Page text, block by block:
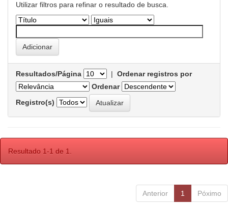
Utilizar filtros para refinar o resultado de busca.
Resultados/Página | Ordenar registros por
Ordenar
Registro(s)
Resultado 1-1 de 1.
Anterior 1 Póximo